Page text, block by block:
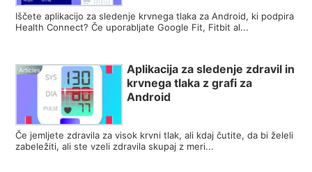
Iščete aplikacijo za sledenje krvnega tlaka za Android, ki podpira
Health Connect? Če uporabljate Google Fit, Fitbit al...
Articles
Aplikacija za sledenje zdravil in
krvnega tlaka z grafi za
Android
Če jemljete zdravila za visok krvni tlak, ali kdaj čutite, da bi želeli
zabeležiti, ali ste vzeli zdravila skupaj z meri...